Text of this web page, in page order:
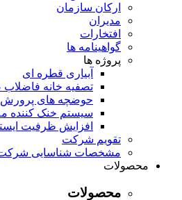
ارکان سازمان
مدیران
افتخارات
گواهینامه ها
پروژه ها
آبیاری قطره ای
تصفیه خانه
حوضچه های پرورش
سیستم خنک کننده
افزایش ظرفیت
تقویم شرکت
مشخصات شناسایی
محصولات
محصولات